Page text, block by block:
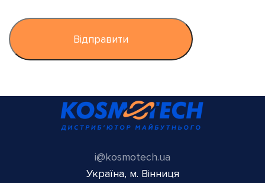
i@kosmotech.ua
Україна, м. Вінниця